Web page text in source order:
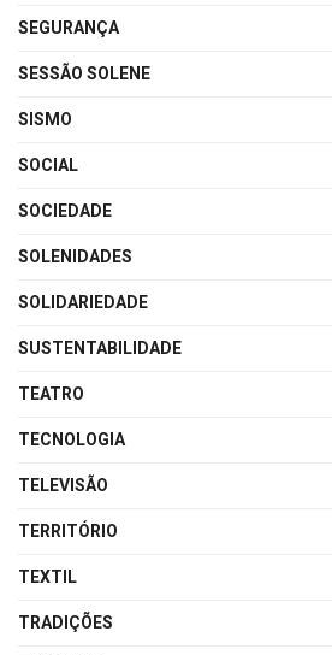
SEGURANÇA
SESSÃO SOLENE
SISMO
SOCIAL
SOCIEDADE
SOLENIDADES
SOLIDARIEDADE
SUSTENTABILIDADE
TEATRO
TECNOLOGIA
TELEVISÃO
TERRITÓRIO
TEXTIL
TRADIÇÕES